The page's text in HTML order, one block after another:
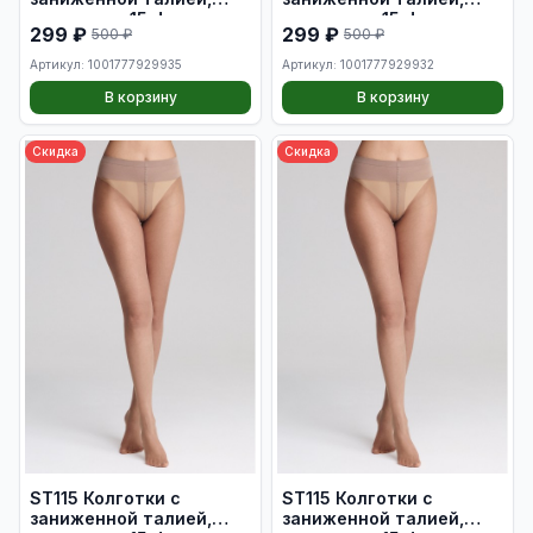
плотность 15 den, цвет
телесный, размер XL
299 ₽ 500 ₽
Артикул: 1001777929935
В корзину
плотность 15 den, цвет
телесный, размер L
299 ₽ 500 ₽
Артикул: 1001777929932
В корзину
Скидка
ST115 Колготки с
заниженной талией,
Скидка
ST115 Колготки с
заниженной талией,